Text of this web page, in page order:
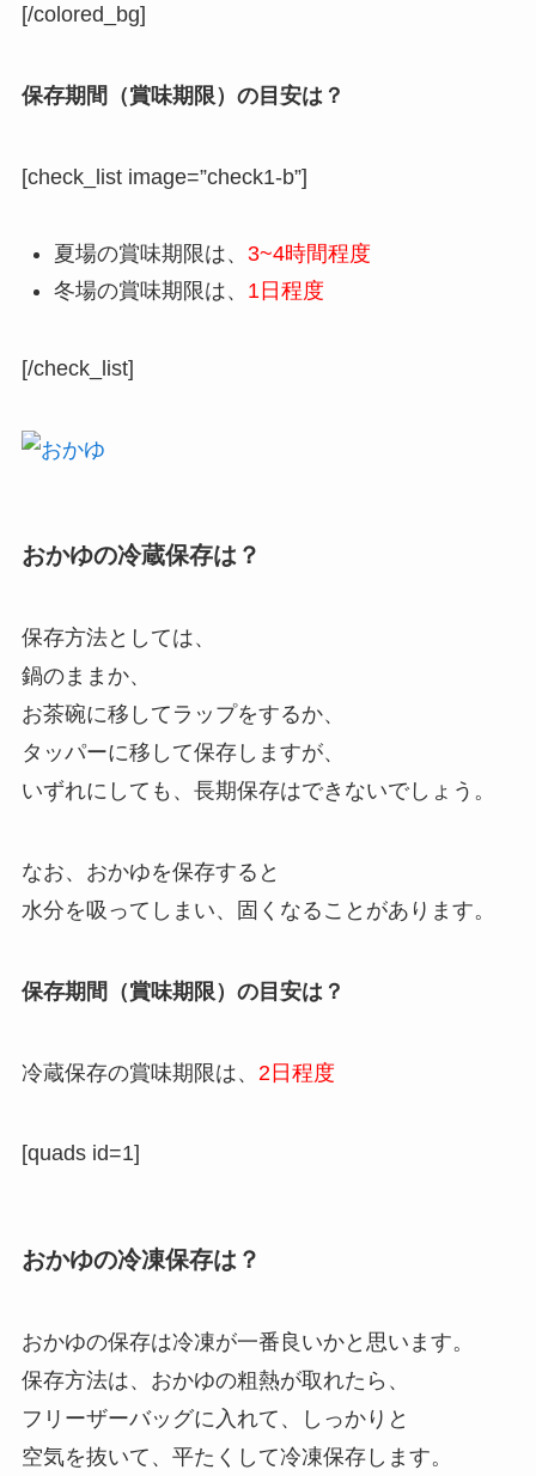
[/colored_bg]
保存期間（賞味期限）の目安は？
[check_list image=”check1-b”]
夏場の賞味期限は、 3~4時間程度
冬場の賞味期限は、 1日程度
[/check_list]
おかゆの冷蔵保存は？
保存方法としては、
鍋のままか、
お茶碗に移してラップをするか、
タッパーに移して保存しますが、
いずれにしても、長期保存はできないでしょう。
なお、おかゆを保存すると
水分を吸ってしまい、固くなることがあります。
保存期間（賞味期限）の目安は？
冷蔵保存の賞味期限は、 2日程度
[quads id=1]
おかゆの冷凍保存は？
おかゆの保存は冷凍が一番良いかと思います。
保存方法は、おかゆの粗熱が取れたら、
フリーザーバッグに入れて、しっかりと
空気を抜いて、平たくして冷凍保存します。